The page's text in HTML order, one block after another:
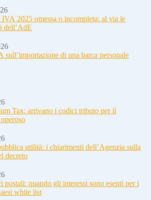
2025 omessa o incompleta: al via le
dell’AdE
sull’importazione di una barca personale
Tax: arrivano i codici tributo per il
utilità: i chiarimenti dell’Agenzia sulla
decreto
quando gli interessi sono esenti per i
white list